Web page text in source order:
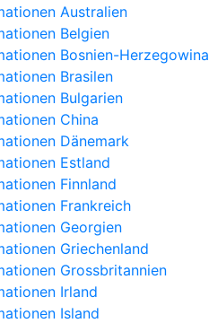
Australien
Belgien
Bosnien-Herzegowina
Brasilen
Bulgarien
China
Dänemark
Estland
Finnland
Frankreich
Georgien
Griechenland
Grossbritannien
Irland
Island